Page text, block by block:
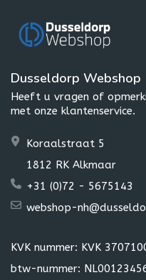
Dusseldorp Webshop
Heeft u vragen of
met onze klantenservice.
Koraalstraat 5
1812 RK Alkmaar
+31 (0)72 - 5675143
webshop-
KVK nummer: KVK
btw-nummer: